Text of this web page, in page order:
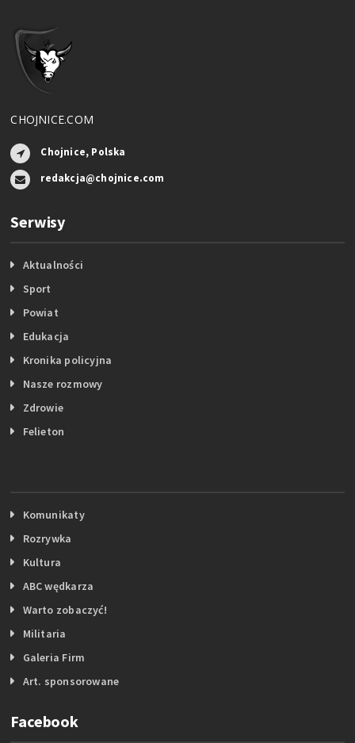
CHOJNICE.COM
Chojnice, Polska
redakcja@chojnice.com
Serwisy
Aktualności
Sport
Powiat
Edukacja
Kronika policyjna
Nasze rozmowy
Zdrowie
Felieton
Komunikaty
Rozrywka
Kultura
ABC wędkarza
Warto zobaczyć!
Militaria
Galeria Firm
Art. sponsorowane
Facebook